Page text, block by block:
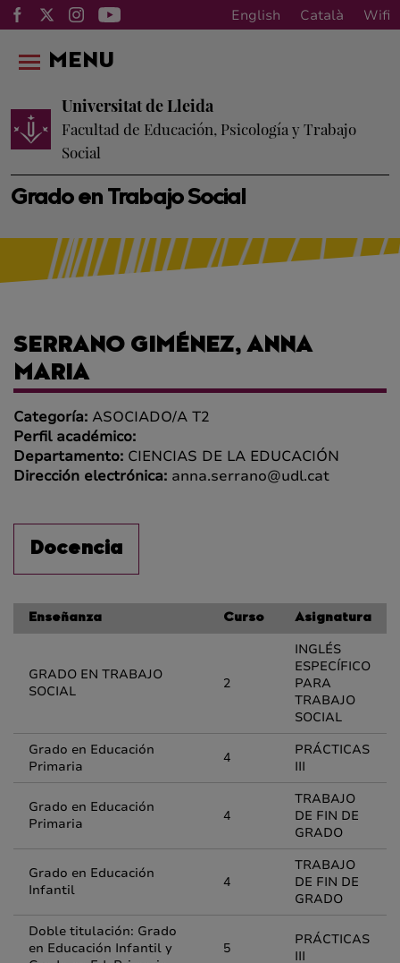
English Català Wifi
Grado en Trabajo Social
Universitat de Lleida
Facultad de Educación, Psicología y Trabajo
Social
MENU
SERRANO GIMÉNEZ, ANNA
MARIA
Categoría: ASOCIADO/A T2
Perfil académico:
Departamento: CIENCIAS DE LA EDUCACIÓN
Dirección electrónica: anna.serrano@udl.cat
Docencia
Enseñanza Curso Asignatura
GRADO EN TRABAJO
SOCIAL
2
INGLÉS
ESPECÍFICO
PARA
TRABAJO
SOCIAL
Grado en Educación
Primaria
4
PRÁCTICAS
III
Grado en Educación
Primaria
4
TRABAJO
DE FIN DE
GRADO
Grado en Educación
Infantil
4
TRABAJO
DE FIN DE
GRADO
Doble titulación: Grado
en Educación Infantil y
5
PRÁCTICAS
III